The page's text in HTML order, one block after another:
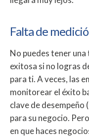
Falta de
No puedes tener
exitosa si no logras
para ti. A veces, las
monitorear el éxito
clave de desempeño
para su negocio.
en que haces